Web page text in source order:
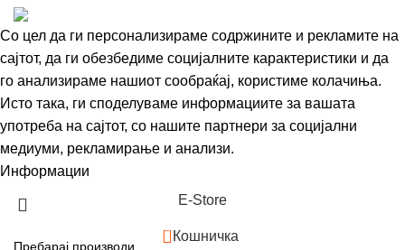
Со цел да ги персонализираме содржините и рекламите на
сајтот, да ги обезбедиме социјалните карактеристики и да
го анализираме нашиот сообраќај, користиме колачиња.
Исто така, ги споделуваме информациите за вашата
употреба на сајтот, со нашите партнери за социјални
медиуми, рекламирање и анализи.
Информации
Е-Store
0 Кошничка